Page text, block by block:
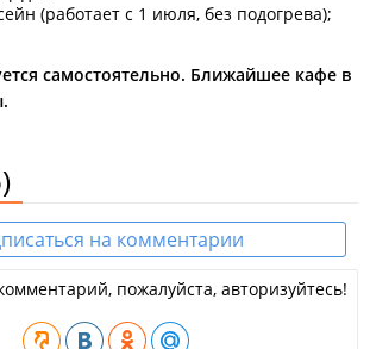
Ливадия), сразу первый поворот налево.
(работает с 1 июля, без подогрева);
самостоятельно. Ближайшее кафе в
на комментарии
пожалуйста, авторизуйтесь!